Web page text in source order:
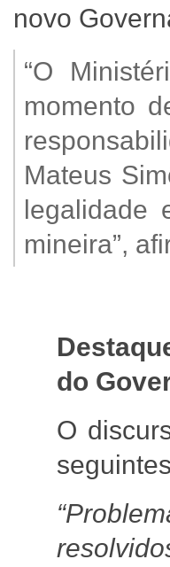
novo
“O
momento
Mateus
legalidade
mineira”,
do
O